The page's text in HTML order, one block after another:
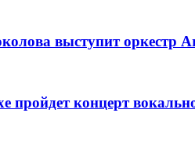
выступит оркестр
пройдет концерт